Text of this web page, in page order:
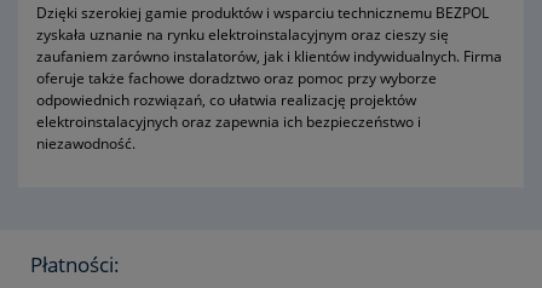
Dzięki szerokiej gamie produktów i wsparciu technicznemu BEZPOL
zyskała uznanie na rynku elektroinstalacyjnym oraz cieszy się
zaufaniem zarówno instalatorów, jak i klientów indywidualnych. Firma
oferuje także fachowe doradztwo oraz pomoc przy wyborze
odpowiednich rozwiązań, co ułatwia realizację projektów
elektroinstalacyjnych oraz zapewnia ich bezpieczeństwo i
niezawodność.
Płatności: